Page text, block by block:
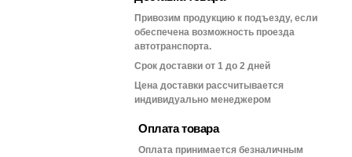
Привозим продукцию к подъезду, если
обеспечена возможность проезда
автотранспорта.
Срок доставки от 1 до 2 дней
Цена доставки рассчитывается
индивидуально менеджером
Оплата товара
Оплата принимается безналичным